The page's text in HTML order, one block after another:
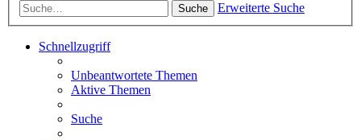
Suche Erweiterte Suche
Schnellzugriff
Unbeantwortete Themen
Aktive Themen
Suche